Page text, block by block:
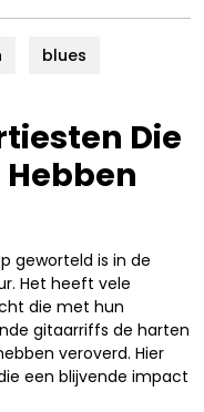
blues
Die
geworteld is in de
Het heeft vele
die met hun
gitaarriffs de harten
veroverd. Hier
een blijvende impact